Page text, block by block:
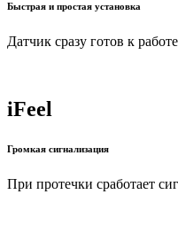
Быстрая и простая установка
Датчик сразу готов к
iFeel
Громкая сигнализация
При протечки сработает